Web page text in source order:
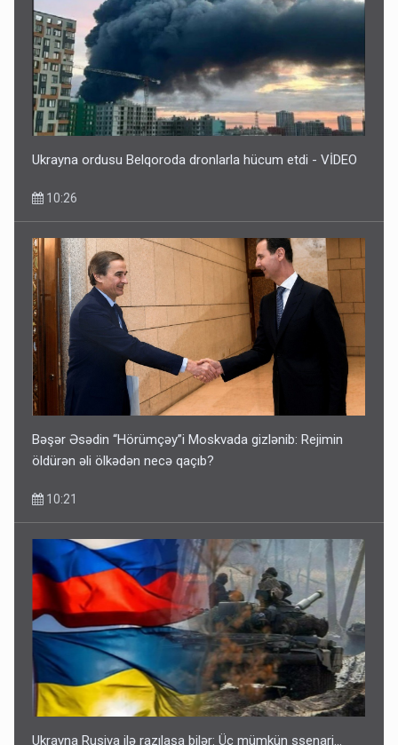
Ukrayna ordusu Belqoroda dronlarla hücum etdi - VİDEO
10:26
Bəşər Əsədin “Hörümçəy”i Moskvada gizlənib: Rejimin
öldürən əli ölkədən necə qaçıb?
10:21
Ukrayna Rusiya ilə razılaşa bilər: Üç mümkün ssenari...